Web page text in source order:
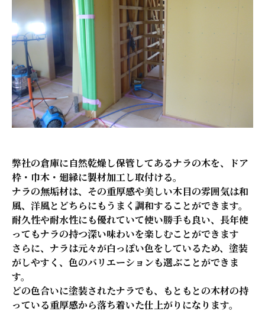
弊社の倉庫に自然乾燥し保管してあるナラの木を、ドア
枠・巾木・廻縁に製材加工し取付ける。
ナラの無垢材は、その重厚感や美しい木目の雰囲気は和
風、洋風とどちらにもうまく調和することができます。
耐久性や耐水性にも優れていて使い勝手も良い、長年使
ってもナラの持つ深い味わいを楽しむことができます
さらに、ナラは元々が白っぽい色をしているため、 塗装
がしやすく、色のバリエーションも選ぶことができま
す。
どの色合いに塗装されたナラでも、もともとの木材の持
っている重厚感から落ち着いた仕上がりになります。